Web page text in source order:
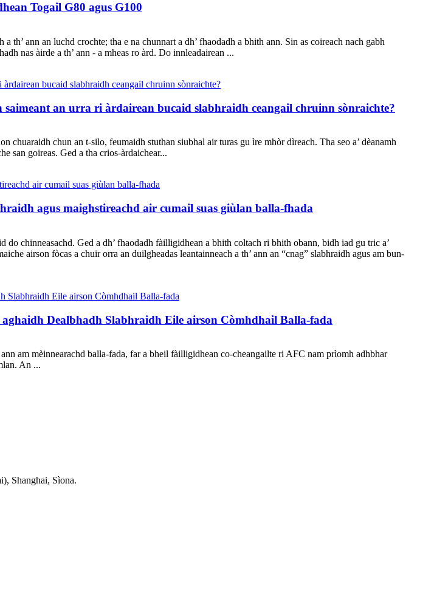
Togail G80 agus G100
th’ ann an luchd crochte; tha e na chunnart a dh’ fhaodadh a bhith ann. Sin as coireach nach gabh
nas àirde a th’ ann - a mheas ro àrd. Do innleadairean ...
an urra ri àrdairean bucaid slabhraidh ceangail chruinn sònraichte?
chuaraidh chun an t-silo, feumaidh stuthan siubhal air turas gu ìre mhòr dìreach. Tha seo a’ dèanamh
san goireas. Ged a tha crios-àrdaichear...
agus maighstireachd air cumail suas giùlan balla-fhada
chinneasachd. Ged a dh’ fhaodadh fàilligidhean a bhith coltach ri bhith obann, bidh iad gu tric a’
airson fòcas a chuir orra an duilgheadas leantainneach a th’ ann an “cnag” slabhraidh agus am bun-
Dealbhadh Slabhraidh Eile airson Còmhdhail Balla-fada
am mèinnearachd balla-fada, far a bheil fàilligidhean co-cheangailte ri AFC nam prìomh adhbhar
An ...
Shanghai, Sìona.